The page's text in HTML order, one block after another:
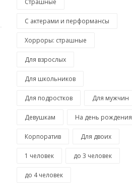
Страшные
С актерами и перформансы
Хорроры: страшные
Для взрослых
Для школьников
Для подростков Для мужчин
Девушкам На день рождения
Корпоратив Для двоих
1 человек до 3 человек
до 4 человек